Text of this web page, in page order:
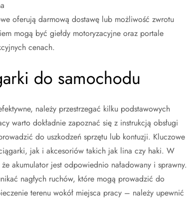
oferują darmową dostawę lub możliwość zwrotu
mogą być giełdy motoryzacyjne oraz portale
cenach.
do samochodu
należy przestrzegać kilku podstawowych
warto dokładnie zapoznać się z instrukcją obsługi
do uszkodzeń sprzętu lub kontuzji. Kluczowe
jak i akcesoriów takich jak lina czy haki. W
akumulator jest odpowiednio naładowany i sprawny.
nagłych ruchów, które mogą prowadzić do
terenu wokół miejsca pracy – należy upewnić